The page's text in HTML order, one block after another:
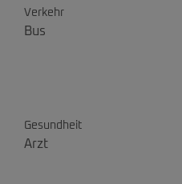
Verkehr
Bus
Gesundheit
Arzt